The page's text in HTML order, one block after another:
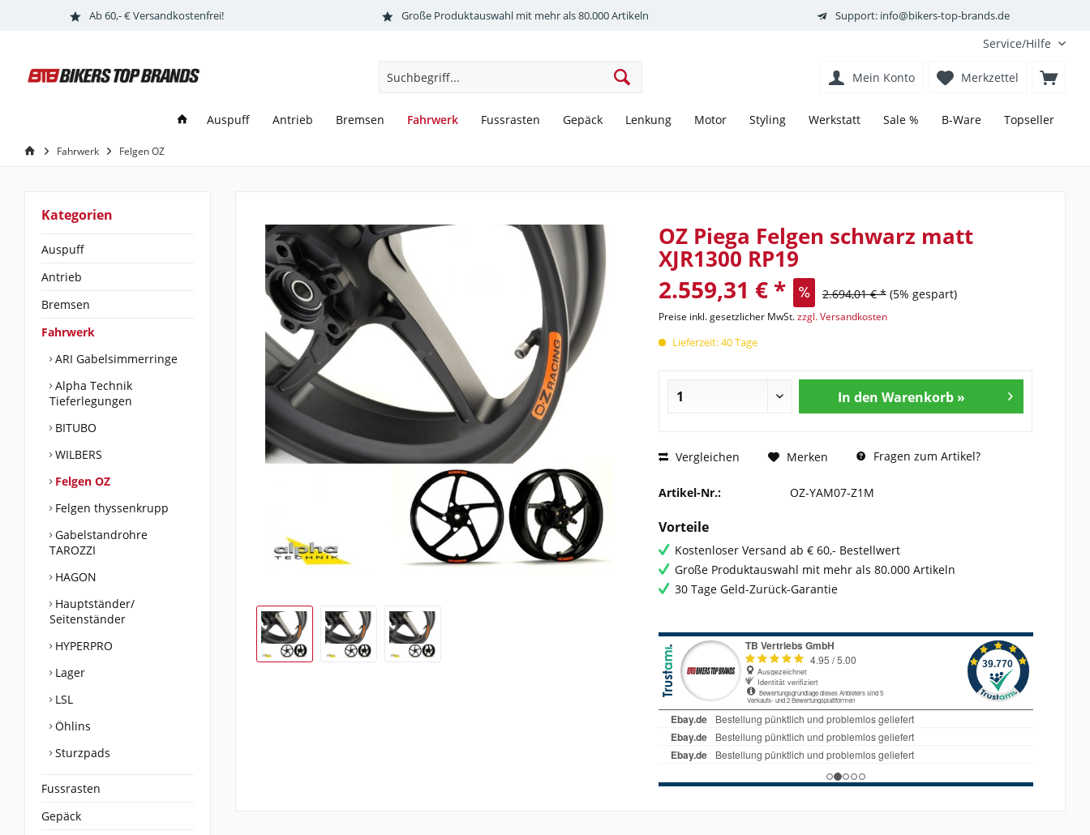
Ab 60,- € Versandkostenfrei! Große Produktauswahl mit mehr als 80.000 Artikeln Support: info@bikers-top-brands.de
Service/Hilfe
Merkzettel
Mein Konto
Auspuff Antrieb Bremsen Fahrwerk Fussrasten Gepäck Lenkung Motor Styling Werkstatt Sale % B-Ware Topseller
Fahrwerk Felgen OZ
Kategorien
Auspuff
Antrieb
Bremsen
Fahrwerk
ARI Gabelsimmerringe
Alpha Technik
Tieferlegungen
BITUBO
WILBERS
Felgen OZ
Felgen thyssenkrupp
Gabelstandrohre
TAROZZI
HAGON
Hauptständer/
Seitenständer
HYPERPRO
Lager
LSL
Öhlins
Sturzpads
Fussrasten
Gepäck
OZ Piega Felgen schwarz matt
XJR1300 RP19
2.559,31 € * 2.694,01 € * (5% gespart)
Preise inkl. gesetzlicher MwSt.zzgl. Versandkosten
Lieferzeit: 40 Tage
In den Warenkorb »
Vergleichen Merken Fragen zum Artikel?
Artikel-Nr.: OZ-YAM07-Z1M
Vorteile
Kostenloser Versand ab € 60,- Bestellwert
Große Produktauswahl mit mehr als 80.000 Artikeln
30 Tage Geld-Zurück-Garantie